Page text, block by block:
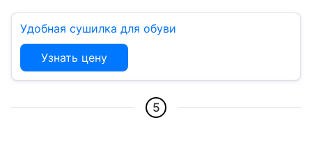
Удобная сушилка для обуви
Узнать цену
5